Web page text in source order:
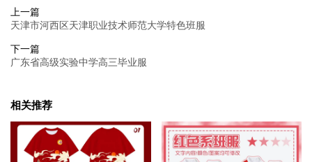
上一篇
天津市河西区天津职业技术师范大学特色班服
下一篇
广东省高级实验中学高三毕业服
相关推荐